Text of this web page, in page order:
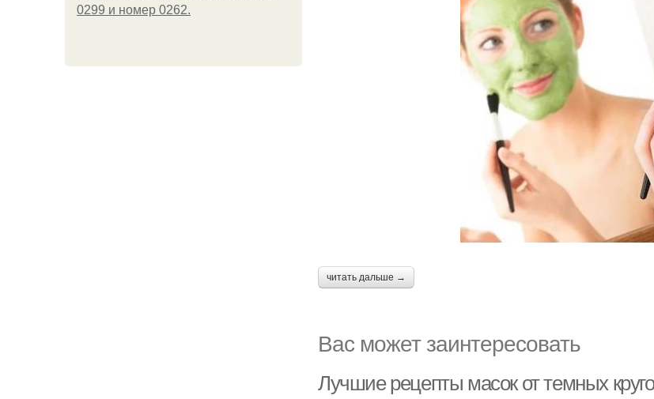
0299 и номер 0262.
читать дальше →
Вас может заинтересовать
Лучшие рецепты масок от темных